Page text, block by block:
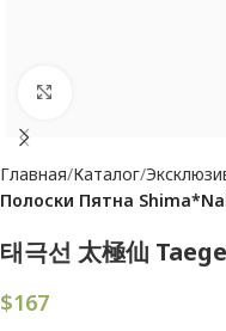
Главная Каталог
Полоски Пятна
태극선 太極仙
$167